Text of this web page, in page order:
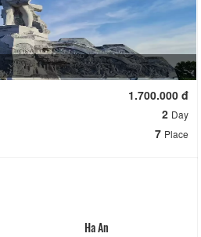
1.700.000 đ
2 Day
7 Place
Ha An